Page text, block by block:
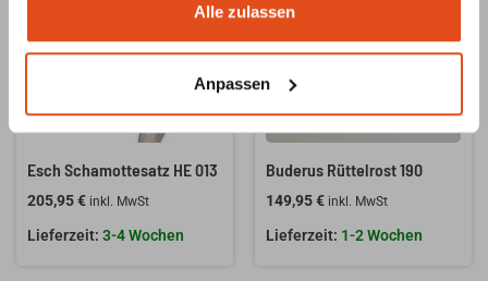
Alle zulassen
Anpassen
Esch Schamottesatz HE 013
205,95€ inkl. MwSt
3-4 Wochen
Buderus Rüttelrost 190
149,95€ inkl. MwSt
1-2 Wochen